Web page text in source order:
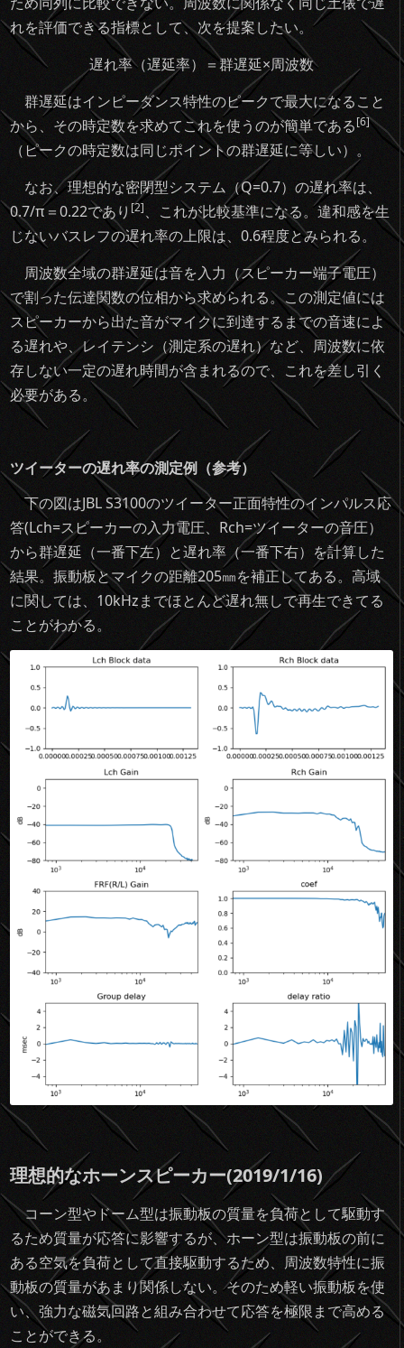
れを評価できる指標として、次を提案したい。
遅れ率（遅延率）＝群遅延×周波数
群遅延はインピーダンス特性のピークで最大になること
から、その時定数を求めてこれを使うのが簡単である[6]
（ピークの時定数は同じポイントの群遅延に等しい）。
なお、理想的な密閉型システム（Q=0.7）の遅れ率は、
0.7/π＝0.22であり [2]、これが比較基準になる。違和感を生
じないバスレフの遅れ率の上限は、0.6程度とみられる。
周波数全域の群遅延は音を入力（スピーカー端子電圧）
で割った伝達関数の位相から求められる。この測定値には
スピーカーから出た音がマイクに到達するまでの音速によ
る遅れや、レイテンシ（測定系の遅れ）など、周波数に依
存しない一定の遅れ時間が含まれるので、これを差し引く
必要がある。
ツイーターの遅れ率の測定例（参考）
下の図はJBL S3100のツイーター正面特性のインパルス応
答(Lch=スピーカーの入力電圧、Rch=ツイーターの音圧）
から群遅延（一番下左）と遅れ率（一番下右）を計算した
結果。振動板とマイクの距離205㎜を補正してある。高域
に関しては、10kHzまでほとんど遅れ無しで再生できてる
ことがわかる。
理想的なホーンスピーカー(2019/1/16)
コーン型やドーム型は振動板の質量を負荷として駆動す
るため質量が応答に影響するが、ホーン型は振動板の前に
ある空気を負荷として直接駆動するため、周波数特性に振
動板の質量があまり関係しない。そのため軽い振動板を使
い、強力な磁気回路と組み合わせて応答を極限まで高める
ことができる。